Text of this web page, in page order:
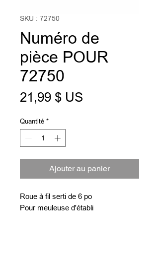
SKU : 72750
Numéro de
pièce POUR
72750
21,99 $ US
Quantité *
Ajouter au panier
Roue à fil serti de 6 po
Pour meuleuse d'établi